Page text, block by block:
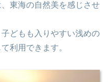
東海の自然美を感じさせ
どもも入りやすい浅めの
利用できます。